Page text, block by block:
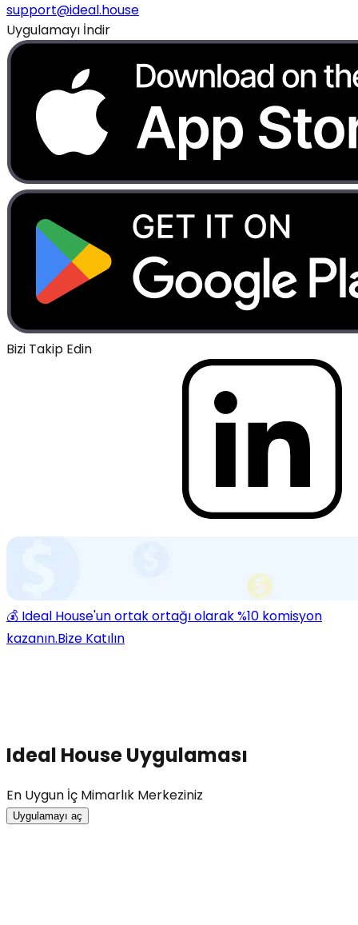
support@ideal.house
Uygulamayı İndir
Bizi Takip Edin
💰 Ideal House'un ortak ortağı olarak %10 komisyon
kazanın.Bize Katılın
Ideal House Uygulaması
En Uygun İç Mimarlık Merkeziniz
Uygulamayı aç